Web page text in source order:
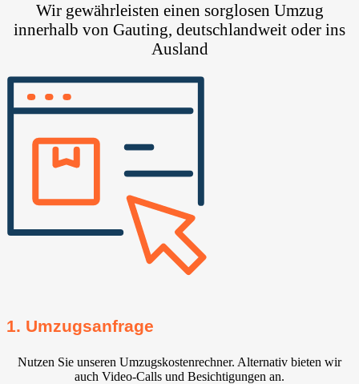
Wir gewährleisten einen sorglosen Umzug
innerhalb von Gauting⁠, deutschlandweit oder ins
Ausland
1. Umzugsanfrage
Nutzen Sie unseren Umzugskostenrechner. Alternativ bieten wir
auch Video-Calls und Besichtigungen an.